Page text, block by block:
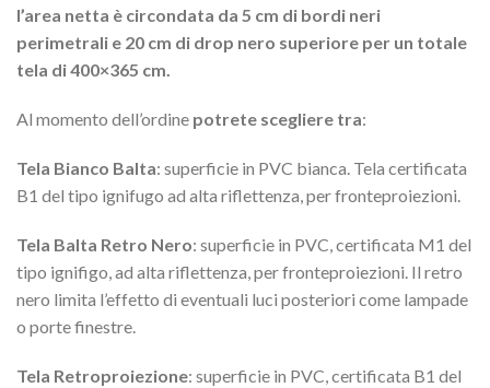
l’area netta è circondata da 5 cm di bordi neri
perimetrali e 20 cm di drop nero superiore per un totale
tela di 400×365 cm.
Al momento dell’ordine potrete scegliere tra:
Tela Bianco Balta: superficie in PVC bianca. Tela certificata
B1 del tipo ignifugo ad alta riflettenza, per fronteproiezioni.
Tela Balta Retro Nero: superficie in PVC, certificata M1 del
tipo ignifigo, ad alta riflettenza, per fronteproiezioni. Il retro
nero limita l’effetto di eventuali luci posteriori come lampade
o porte finestre.
Tela Retroproiezione: superficie in PVC, certificata B1 del